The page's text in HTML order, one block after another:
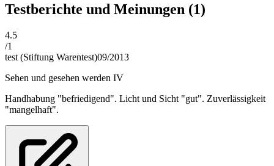
Testberichte und Meinungen (1)
4.5
/1
test (Stiftung Warentest)09/2013
Sehen und gesehen werden IV
Handhabung "befriedigend". Licht und Sicht "gut". Zuverlässigkeit
"mangelhaft".